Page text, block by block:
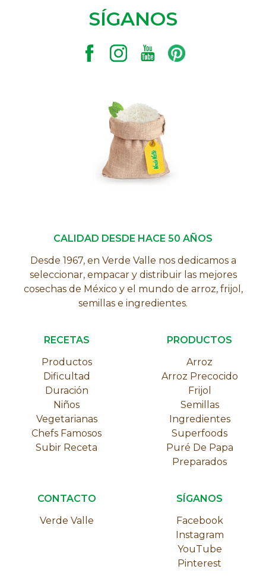
SÍGANOS
CALIDAD DESDE HACE 50 AÑOS
Desde 1967, en Verde Valle nos dedicamos a
seleccionar, empacar y distribuir las mejores
cosechas de México y el mundo de arroz, frijol,
semillas e ingredientes.
RECETAS
Productos
Dificultad
Duración
Niños
Vegetarianas
Chefs Famosos
Subir Receta
PRODUCTOS
Arroz
Arroz Precocido
Frijol
Semillas
Ingredientes
Superfoods
Puré De Papa
Preparados
CONTACTO
Verde Valle
SÍGANOS
Facebook
Instagram
YouTube
Pinterest